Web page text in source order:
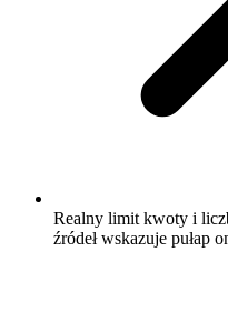
Realny limit kwoty i
źródeł wskazuje pułap